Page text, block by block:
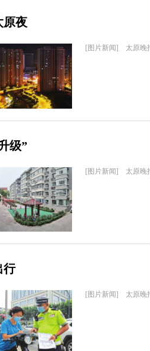
原夜
[图片新闻] 太原晚
级”
[图片新闻] 太原晚
行
[图片新闻] 太原晚